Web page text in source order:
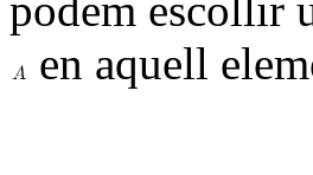
podem escollir
en aquell